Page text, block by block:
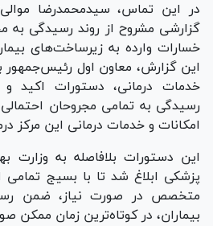
در این تماس، سیدمحمدرضا
گزارشی مشروح از روند رسیدگی به
خسارات وارده به زیرساخت‌های
این گزارش، معاون اول رئیس‌جمهور
خدمات درمانی، دستورات اکید و
رسیدگی به تمامی مجروحان
امکانات و خدمات درمانی این مرکز
این دستورات بلافاصله به وزارت
پزشکی ابلاغ شد تا با بسیج تمامی
متخصص در صورت نیاز، ضمن
بیماران، در کوتاه‌ترین زمان ممکن